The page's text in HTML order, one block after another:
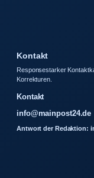
Kontakt
Responsestarker
Korrekturen.
Kontakt
info@mainpost24.de
Antwort der Redaktion: